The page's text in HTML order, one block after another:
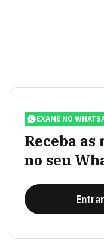
EXAME NO
Receba
no seu